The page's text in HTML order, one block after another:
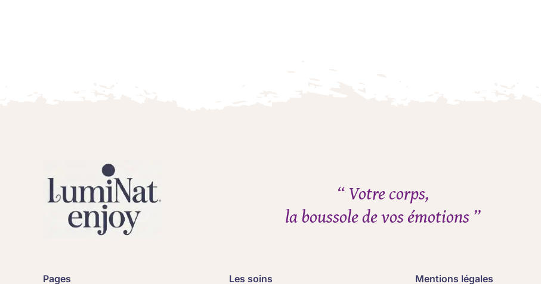
“ Votre corps,
la boussole de vos émotions ”
Pages Les soins Mentions légales